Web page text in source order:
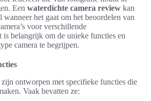
Een waterdichte camera review kan
het gaat om het beoordelen van
voor verschillende
belangrijk om de unieke functies en
camera te begrijpen.
zijn ontworpen met specifieke functies die
Vaak bevatten ze: